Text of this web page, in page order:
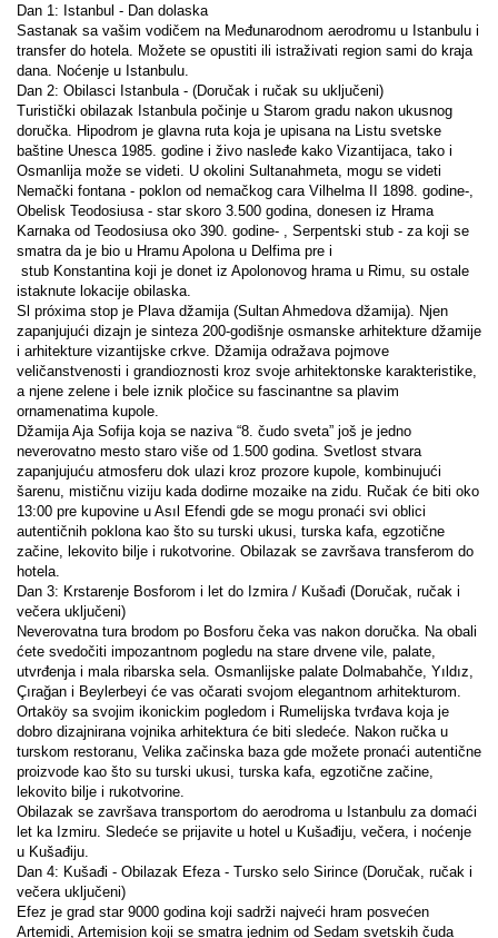
Dan 1: Istanbul - Dan dolaska
Sastanak sa vašim vodičem na Međunarodnom aerodromu u Istanbulu i
transfer do hotela. Možete se opustiti ili istraživati region sami do kraja
dana. Noćenje u Istanbulu.
Dan 2: Obilasci Istanbula - (Doručak i ručak su uključeni)
Turistički obilazak Istanbula počinje u Starom gradu nakon ukusnog
doručka. Hipodrom je glavna ruta koja je upisana na Listu svetske
baštine Unesca 1985. godine i živo nasleđe kako Vizantijaca, tako i
Osmanlija može se videti. U okolini Sultanahmeta, mogu se videti
Nemački fontana - poklon od nemačkog cara Vilhelma II 1898. godine-,
Obelisk Teodosiusa - star skoro 3.500 godina, donesen iz Hrama
Karnaka od Teodosiusa oko 390. godine- , Serpentski stub - za koji se
smatra da je bio u Hramu Apolona u Delfima pre i
istaknute lokacije obilaska.
Sl próxima stop je Plava džamija (Sultan Ahmedova džamija). Njen
zapanjujući dizajn je sinteza 200-godišnje osmanske arhitekture džamije
i arhitekture vizantijske crkve. Džamija odražava pojmove
veličanstvenosti i grandioznosti kroz svoje arhitektonske karakteristike,
a njene zelene i bele iznik pločice su fascinantne sa plavim
ornamenatima kupole.
Džamija Aja Sofija koja se naziva “8. čudo sveta” još je jedno
neverovatno mesto staro više od 1.500 godina. Svetlost stvara
zapanjujuću atmosferu dok ulazi kroz prozore kupole, kombinujući
šarenu, mističnu viziju kada dodirne mozaike na zidu. Ručak će biti oko
13:00 pre kupovine u Asıl Efendi gde se mogu pronaći svi oblici
autentičnih poklona kao što su turski ukusi, turska kafa, egzotične
začine, lekovito bilje i rukotvorine. Obilazak se završava transferom do
hotela.
Dan 3: Krstarenje Bosforom i let do Izmira / Kušađi (Doručak, ručak i
večera uključeni)
Neverovatna tura brodom po Bosforu čeka vas nakon doručka. Na obali
ćete svedočiti impozantnom pogledu na stare drvene vile, palate,
utvrđenja i mala ribarska sela. Osmanlijske palate Dolmabahče, Yıldız,
Çırağan i Beylerbeyi će vas očarati svojom elegantnom arhitekturom.
Ortaköy sa svojim ikonickim pogledom i Rumelijska tvrđava koja je
dobro dizajnirana vojnika arhitektura će biti sledeće. Nakon ručka u
turskom restoranu, Velika začinska baza gde možete pronaći autentične
proizvode kao što su turski ukusi, turska kafa, egzotične začine,
lekovito bilje i rukotvorine.
Obilazak se završava transportom do aerodroma u Istanbulu za domaći
let ka Izmiru. Sledeće se prijavite u hotel u Kušađiju, večera, i noćenje
u Kušađiju.
Dan 4: Kušađi - Obilazak Efeza - Tursko selo Sirince (Doručak, ručak i
večera uključeni)
Efez je grad star 9000 godina koji sadrži najveći hram posvećen
Artemidi, Artemision koji se smatra jednim od Sedam svetskih čuda